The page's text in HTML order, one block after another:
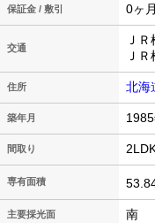
保証金 / 敷引 0ヶ
交通
Ｊ
Ｊ
住所 北海
築年月
間取り
専有面積
主要採光面 南